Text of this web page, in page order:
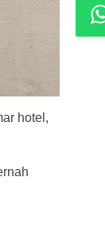
hotel,